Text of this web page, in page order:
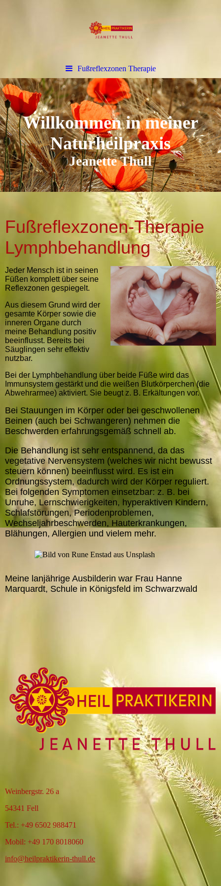
Fußreflexzonen Therapie
Willkommen in meiner
Naturheilpraxis
Jeanette Thull
Fußreflexzonen-Therapie
Lymphbehandlung
Jeder Mensch ist in seinen
Füßen komplett über seine
Reflexzonen gespiegelt.
Aus diesem Grund wird der
gesamte Körper sowie die
inneren Organe durch
meine Behandlung positiv
beeinflusst. Bereits bei
Säuglingen sehr effektiv
nutzbar.
Bei der Lymphbehandlung über beide Füße wird das
Immunsystem gestärkt und die weißen Blutkörperchen (die
Abwehrarmee) aktiviert. Sie beugt z. B. Erkältungen vor.
Bei Stauungen im Körper oder bei geschwollenen
Beinen (auch bei Schwangeren) nehmen die
Beschwerden erfahrungsgemäß schnell ab.
Die Behandlung ist sehr entspannend, da das
vegetative Nervensystem (welches wir nicht bewusst
steuern können) beeinflusst wird. Es ist ein
Ordnungssystem, dadurch wird der Körper reguliert.
Bei folgenden Symptomen einsetzbar: z. B. bei
Unruhe, Lernschwierigkeiten, hyperaktiven Kindern,
Schlafstörungen, Periodenproblemen,
Wechseljahrbeschwerden, Hauterkrankungen,
Blähungen, Allergien und vielem mehr.
Meine lanjährige Ausbilderin war Frau Hanne
Marquardt, Schule in Königsfeld im Schwarzwald
Weinbergstr. 26 a
54341 Fell
Tel.: +49 6502 988471
Mobil: +49 170 8018060
info@heilpraktikerin-thull.de